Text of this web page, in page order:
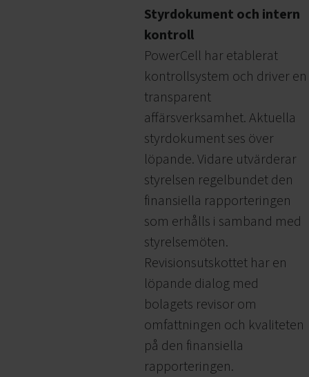
Styrdokument och intern
kontroll
PowerCell har etablerat
kontrollsystem och driver en
transparent
affärsverksamhet. Aktuella
styrdokument ses över
löpande. Vidare utvärderar
styrelsen regelbundet den
finansiella rapporteringen
som erhålls i samband med
styrelsemöten.
Revisionsutskottet har en
löpande dialog med
bolagets revisor om
omfattningen och kvaliteten
på den finansiella
rapporteringen.